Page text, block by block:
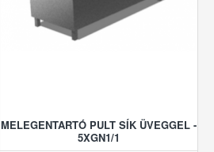
MELEGENTARTÓ PULT SÍK ÜVEGGEL -
5XGN1/1